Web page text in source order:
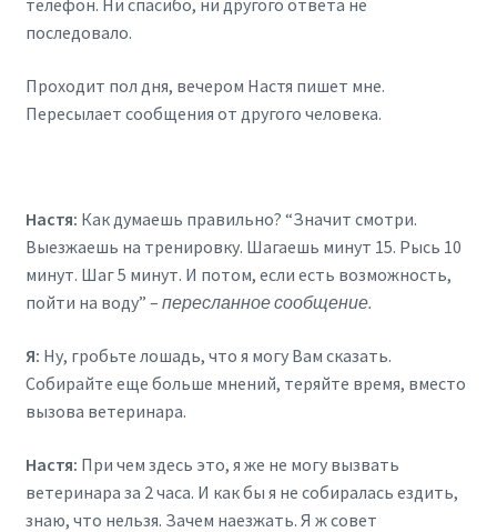
телефон. Ни спасибо, ни другого ответа не
последовало.
Проходит пол дня, вечером Настя пишет мне.
Пересылает сообщения от другого человека.
Настя: Как думаешь правильно? “Значит смотри.
Выезжаешь на тренировку. Шагаешь минут 15. Рысь 10
минут. Шаг 5 минут. И потом, если есть возможность,
пойти на воду” – пересланное сообщение.
Я: Ну, гробьте лошадь, что я могу Вам сказать.
Собирайте еще больше мнений, теряйте время, вместо
вызова ветеринара.
Настя: При чем здесь это, я же не могу вызвать
ветеринара за 2 часа. И как бы я не собиралась ездить,
знаю, что нельзя. Зачем наезжать. Я ж совет